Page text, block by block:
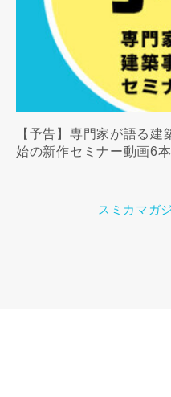
【予告】専門家が語る
始の新作セミナー動画6本
スミカマガ